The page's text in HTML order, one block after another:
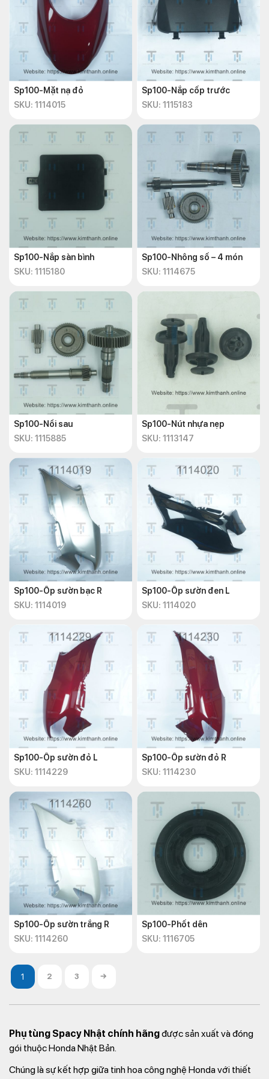
Sp100-Mặt nạ đỏ
SKU: 1114015
Sp100-Nắp cốp trước
SKU: 1115183
Sp100-Nắp sàn bình
SKU: 1115180
Sp100-Nhông số – 4 món
SKU: 1114675
Sp100-Nồi sau
SKU: 1115885
Sp100-Nút nhựa nẹp
SKU: 1113147
Sp100-Ốp sườn bạc R
SKU: 1114019
Sp100-Ốp sườn đen L
SKU: 1114020
Sp100-Ốp sườn đỏ L
SKU: 1114229
Sp100-Ốp sườn đỏ R
SKU: 1114230
Sp100-Ốp sườn trắng R
SKU: 1114260
Sp100-Phốt dên
SKU: 1116705
2 3 →
Phụ tùng Spacy Nhật chính hãngđược sản xuất và đóng
gói thuộc Honda Nhật Bản.
Chúng là sự kết hợp giữa tinh hoa công nghệ Honda với thiết